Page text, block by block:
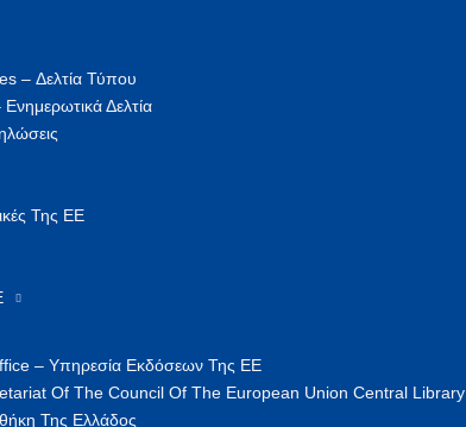
– Δελτία Τύπου
Δελτία
Της ΕΕ
– Υπηρεσία Εκδόσεων Της ΕΕ
Of The Council Of The European Union Central Library
Της Ελλάδος